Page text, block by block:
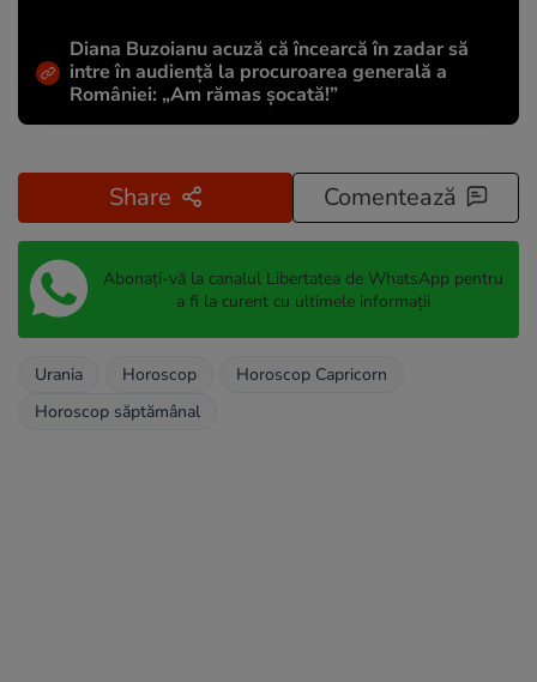
Diana Buzoianu acuză că încearcă în zadar să
intre în audiență la procuroarea generală a
României: „Am rămas șocată!”
Share Comentează
Abonați-vă la canalul Libertatea de WhatsApp pentru
a fi la curent cu ultimele informații
Urania Horoscop
Horoscop Capricorn
Horoscop săptămânal